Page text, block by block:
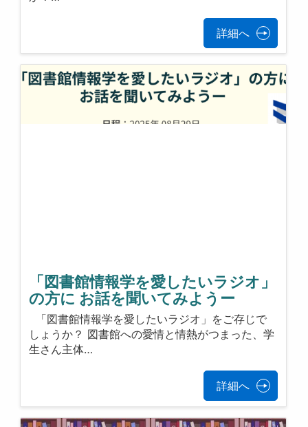
詳細へ
「図書館情報学を愛したいラジオ」
の方に お話を聞いてみようー
「図書館情報学を愛したいラジオ」をご存じで
しょうか？ 図書館への愛情と情熱がつまった、学
生さん主体…
詳細へ